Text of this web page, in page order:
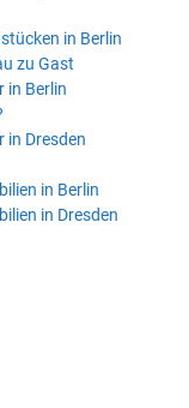
in Berlin
zu Gast
in Berlin
Dresden
in Berlin
in Dresden